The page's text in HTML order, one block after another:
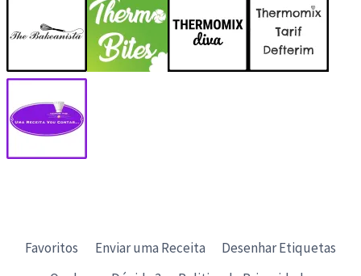
Favoritos Enviar uma Receita
Desenhar Etiquetas